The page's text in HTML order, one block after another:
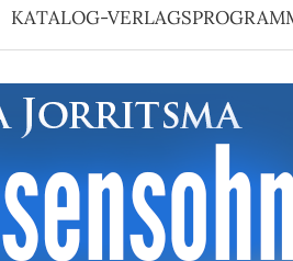
KATALOG-